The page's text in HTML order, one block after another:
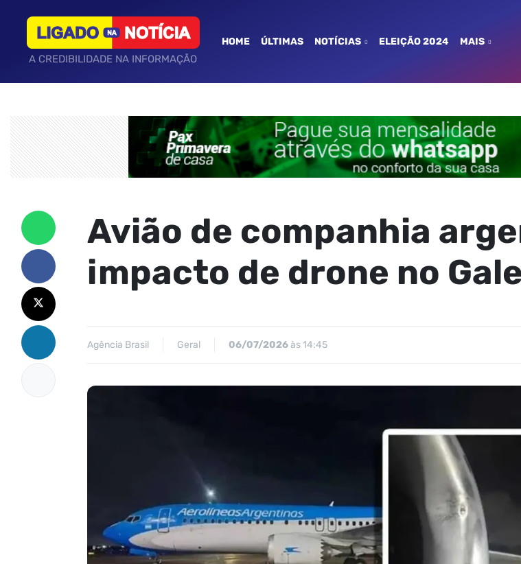
A CREDIBILIDADE NA INFORMAÇÃO
HOME ÚLTIMAS NOTÍCIAS ELEIÇÃO 2024 MAIS
Avião de companhia
impacto de drone no
Agência Brasil Geral 06/07/2026às 14:45